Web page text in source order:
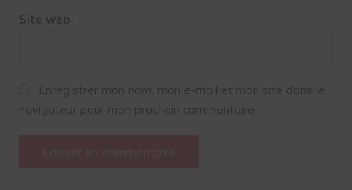
Site web
Enregistrer mon nom, mon e-mail et mon site dans le
navigateur pour mon prochain commentaire.